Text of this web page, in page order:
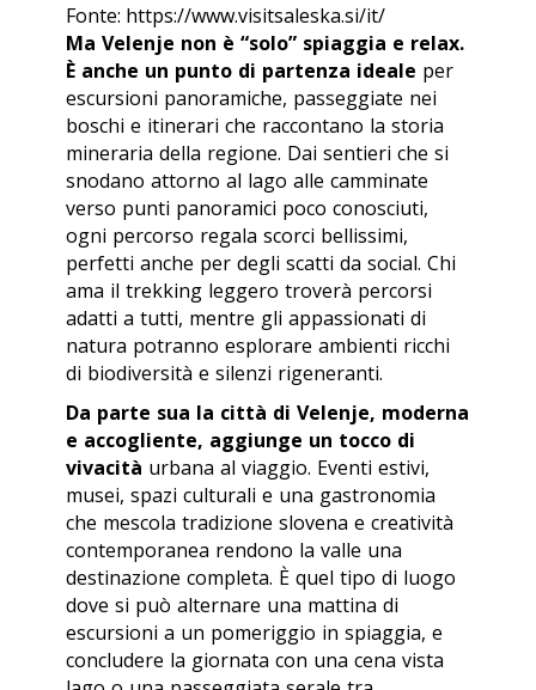
Fonte: https://www.visitsaleska.si/it/
Ma Velenje non è “solo” spiaggia e relax.
È anche un punto di partenza ideale per
escursioni panoramiche, passeggiate nei
boschi e itinerari che raccontano la storia
mineraria della regione. Dai sentieri che si
snodano attorno al lago alle camminate
verso punti panoramici poco conosciuti,
ogni percorso regala scorci bellissimi,
perfetti anche per degli scatti da social. Chi
ama il trekking leggero troverà percorsi
adatti a tutti, mentre gli appassionati di
natura potranno esplorare ambienti ricchi
di biodiversità e silenzi rigeneranti.
Da parte sua la città di Velenje, moderna
e accogliente, aggiunge un tocco di
vivacità urbana al viaggio. Eventi estivi,
musei, spazi culturali e una gastronomia
che mescola tradizione slovena e creatività
contemporanea rendono la valle una
destinazione completa. È quel tipo di luogo
dove si può alternare una mattina di
escursioni a un pomeriggio in spiaggia, e
concludere la giornata con una cena vista